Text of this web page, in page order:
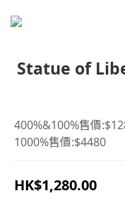
Statue of
400%&100%售價
1000%售價:$4480
HK$1,280.00